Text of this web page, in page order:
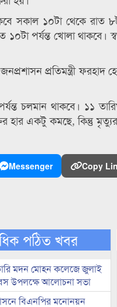
সকাল ১০টা থেকে রাত
পর্যন্ত খোলা থাকবে।
প্রতিমন্ত্রী
চলমান থাকবে। ১১
হার একটু কমছে, কিন্তু
Messenger Copy
পঠিত খবর
মদন মোহন কলেজে জুলাই
উপলক্ষে আলোচনা সভা
বিএনপির মনোনয়ন